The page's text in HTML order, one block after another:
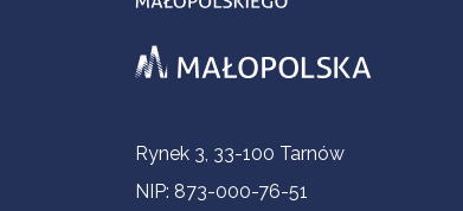
Informacje kontaktowe
Rynek 3, 33-100 Tarnów
NIP: 873-000-76-51